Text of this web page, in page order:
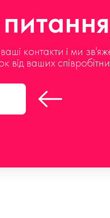
контакти і ми
від ваших